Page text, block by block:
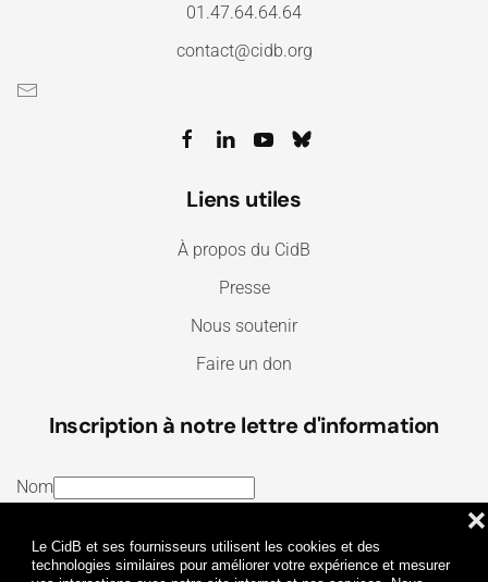
Le CidB et ses fournisseurs utilisent les cookies et des
technologies similaires pour améliorer votre expérience et mesurer
❌
01.47.64.64.64
contact@cidb.org
Liens utiles
À propos du CidB
Presse
Nous soutenir
Faire un don
Inscription à notre lettre d'information
Nom
J’ai lu et j’accepte lesTermes et conditionset la